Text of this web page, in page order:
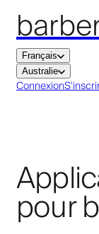
Français
Australie
Connexion
pour